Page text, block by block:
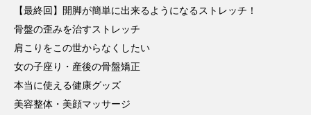
【最終回】開脚が簡単に出来るようになるストレッチ！
骨盤の歪みを治すストレッチ
肩こりをこの世からなくしたい
女の子座り・産後の骨盤矯正
本当に使える健康グッズ
美容整体・美顔マッサージ